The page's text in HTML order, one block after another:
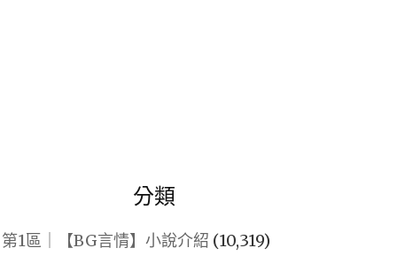
分類
第1區｜【BG言情】小說介紹 (10,319)